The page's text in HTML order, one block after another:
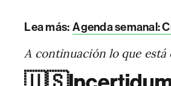
Lea más: Agenda semanal:
A continuación lo que está